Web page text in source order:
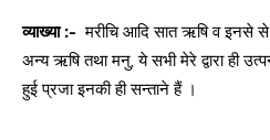
व्याख्या :- मरीचि आदि सात ऋषि व इनसे
अन्य ऋषि तथा मनु, ये सभी मेरे द्वारा ही
हुई प्रजा इनकी ही सन्ताने हैं ।